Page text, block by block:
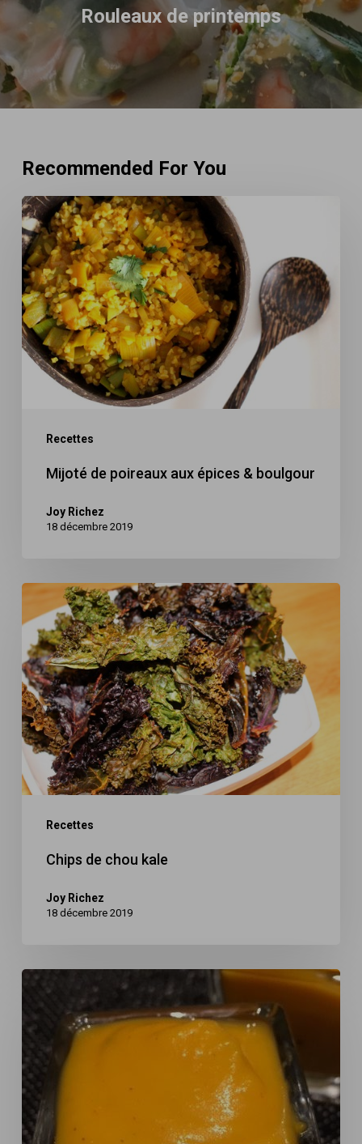
Rouleaux de printemps
Recommended For You
Recettes
Mijoté
de
poireaux
aux
épices
&
boulgour
Mijoté de poireaux aux épices & boulgour
Joy Richez
18 décembre 2019
Recettes
Chips
de
chou
kale
Chips de chou kale
Joy Richez
18 décembre 2019
Soupe
butternut